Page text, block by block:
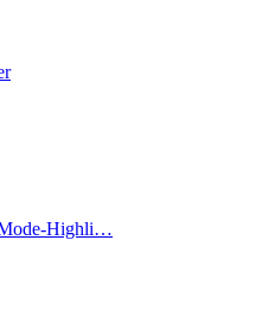
Mode-Highli…